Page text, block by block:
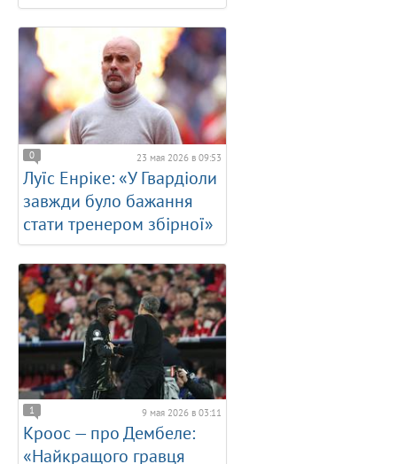
0 23 мая 2026 в 09:53
Луїс Енріке: «У Гвардіоли
завжди було бажання
стати тренером збірної»
1 9 мая 2026 в 03:11
Кроос — про Дембеле:
«Найкращого гравця